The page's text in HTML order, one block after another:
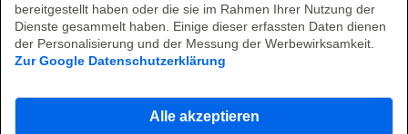
bereitgestellt haben oder die sie im Rahmen Ihrer Nutzung der
Dienste gesammelt haben. Einige dieser erfassten Daten dienen
der Personalisierung und der Messung der Werbewirksamkeit.
Zur Google Datenschutzerklärung
Alle akzeptieren
Jetzt unverbindlich
Kontakt aufnehmen